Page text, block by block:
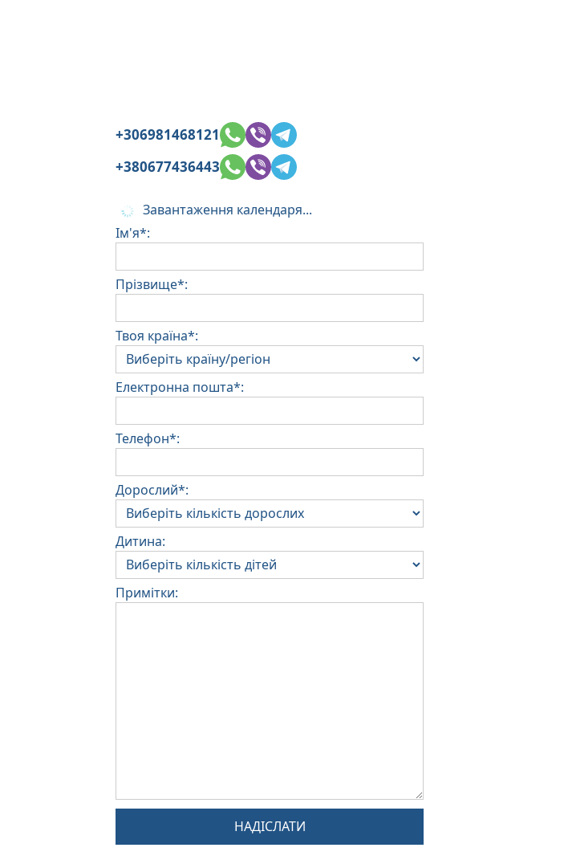
+306981468121
+380677436443
Завантаження календаря...
Ім'я*:
Прізвище*:
Твоя країна*:
Електронна пошта*:
Телефон*:
Дорослий*:
Дитина:
Примітки:
НАДІСЛАТИ